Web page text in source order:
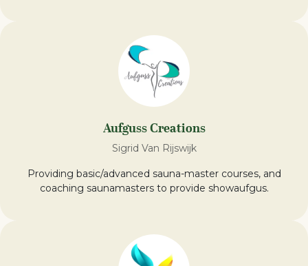
Aufguss Creations
Sigrid Van Rijswijk
Providing basic/advanced sauna-master courses, and
coaching saunamasters to provide showaufgus.